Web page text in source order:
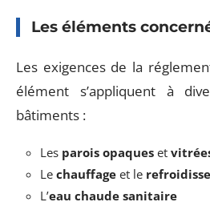
Les éléments
Les exigences de la
élément s’appliquent à
bâtiments :
Les parois opaques et
Le chauffage et le
L’eau chaude sanitaire